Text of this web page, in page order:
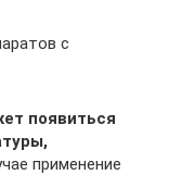
с
появиться
применение